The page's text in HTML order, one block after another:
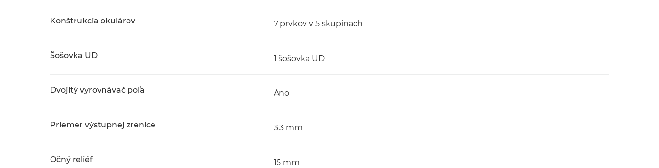
Konštrukcia okulárov 7 prvkov v 5 skupinách
Šošovka UD 1 šošovka UD
Dvojitý vyrovnávač poľa Áno
Priemer výstupnej zrenice 3,3 mm
Očný reliéf 15 mm